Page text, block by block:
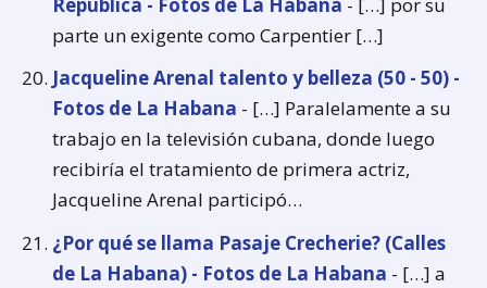
parte un exigente como Carpentier […]
Jacqueline Arenal talento y belleza (50 - 50) -
Fotos de La Habana - […] Paralelamente a su
trabajo en la televisión cubana, donde luego
recibiría el tratamiento de primera actriz,
Jacqueline Arenal participó…
¿Por qué se llama Pasaje Crecherie? (Calles
de La Habana) - Fotos de La Habana - […] a